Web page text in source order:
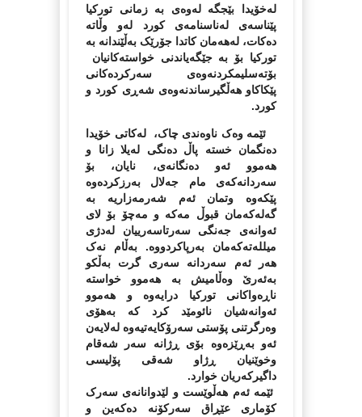
له‌خۆیدا بێجگه‌ له‌وه‌ی به‌ زمانی تورکیا
پێناسه‌ی له‌ناسنامه‌ی کورد له‌و وڵاته‌
ده‌کات، له‌هه‌مان کاتدا جۆرێک به‌ڵێندانه‌ به‌
تورکیا بۆ به‌ جێگه‌یاندنی خواسته‌کانیان
بۆته‌سلیمکردنه‌وه‌ی سه‌رکرده‌کانی
پێکاکاو هه‌ڵگیرساندنه‌وه‌ی شه‌ڕی کورد و
کورد.
ئێمه‌ وه‌ک ناوه‌ندی چاک، له‌کاتی خۆیدا
ده‌نگمان خسته‌ پاڵ ده‌نگی له‌یلا زانا و
هه‌موو ئه‌و ده‌نگانه‌ی، نایان، بۆ
سه‌ردانه‌که‌ی مام جه‌لال به‌رزکرده‌وه‌
پێکه‌وه‌ وتمان ئه‌م شه‌رمه‌زاریه‌ به‌
گه‌له‌که‌مان قبوڵ مه‌که‌ و مه‌چۆ بۆ لای
ئه‌وانه‌ی جه‌نگی سه‌رتاسه‌رییان له‌دژی
میلله‌ته‌که‌مان به‌رپاکردووه.‌ به‌ڵام نه‌ک
هه‌ر ئه‌م سه‌ردانه‌ سه‌ری گرت به‌ڵکو
به‌ئه‌رێ وه‌ڵامیش به‌ هه‌موو خواسته‌
ناڕه‌واکانی تورکیا درایه‌وه‌ و هه‌موو
ئه‌وانه‌شیان نائومێد کرد که‌ به‌هۆی
وه‌رگرتنی پۆستی سه‌رۆکایه‌تیه‌وه‌ له‌لایه‌ن
ئه‌و به‌ڕێزه‌وه‌ بۆی ڕژانه‌ سه‌ر شه‌قام
وخوێنیان ڕژاو شه‌قی پۆلیسی
داگیرکه‌ریان خوارد.
ئێمه‌ ئه‌م هه‌ڵوێست و لێدوانانه‌ی سه‌رک
کۆماری عێڕاق سه‌ر‌کۆنه‌ ده‌که‌ین و